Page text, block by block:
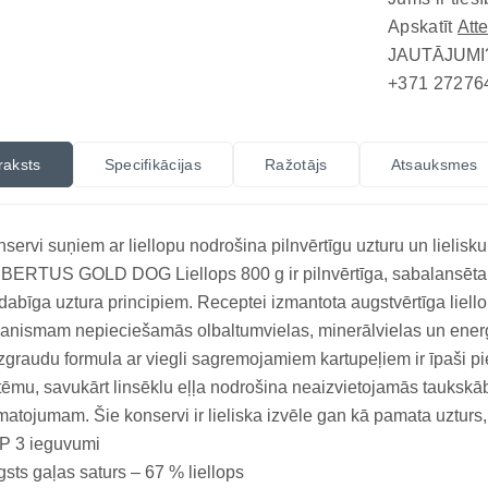
Apskatīt
+371
Specifikācijas Ražotājs Atsauksmes
suņiem ar liellopu nodrošina pilnvērtīgu uzturu un
GOLD DOG Liellops 800 g ir pilnvērtīga,
uztura principiem. Receptei izmantota augstvērtīga
nepieciešamās olbaltumvielas, minerālvielas un
formula ar viegli sagremojamiem kartupeļiem ir īpaši
savukārt linsēklu eļļa nodrošina neaizvietojamās
Šie konservi ir lieliska izvēle gan kā pamata
3 ieguvumi
gaļas saturs – 67 % liellops